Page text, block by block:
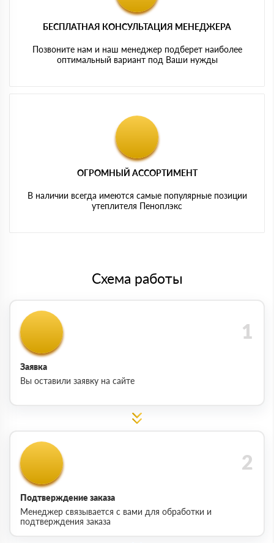
БЕСПЛАТНАЯ КОНСУЛЬТАЦИЯ МЕНЕДЖЕРА
Позвоните нам и наш менеджер подберет наиболее
оптимальный вариант под Ваши нужды
ОГРОМНЫЙ АССОРТИМЕНТ
В наличии всегда имеются самые популярные позиции
утеплителя Пеноплэкс
Схема работы
Заявка
Вы оставили заявку на сайте
Подтверждение заказа
Менеджер связывается с вами для обработки и
подтверждения заказа